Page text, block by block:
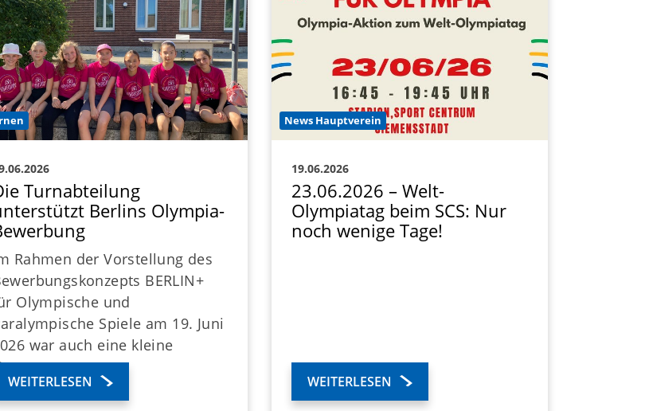
Turnabteilung
Berlins Olympia-
Rahmen der Vorstellung des
BERLIN+
Olympische und
Spiele am 19. Juni
war auch eine kleine
unserer …
WEITERLESEN
News Hauptverein
19.06.2026
23.06.2026 – Welt-
Olympiatag beim SCS: Nur
noch wenige Tage!
WEITERLESEN